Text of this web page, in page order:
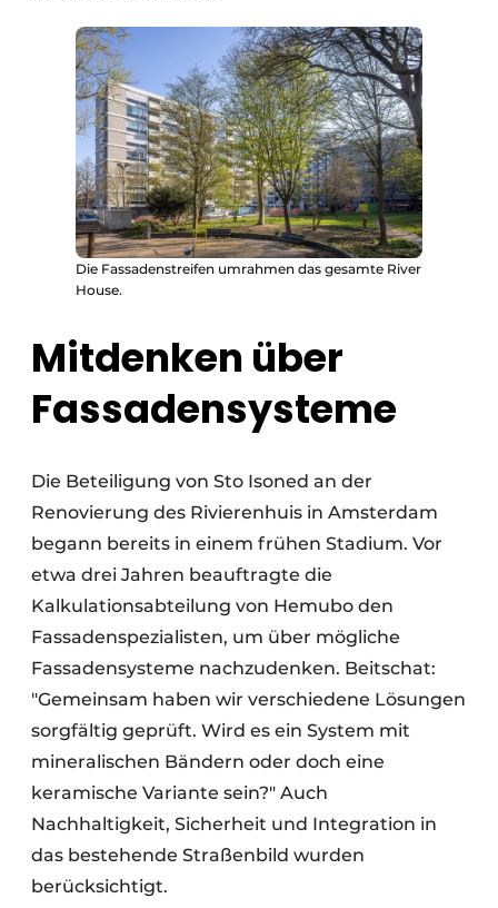
Die Fassadenstreifen umrahmen das gesamte River
House.
Mitdenken über
Fassadensysteme
Die Beteiligung von Sto Isoned an der
Renovierung des Rivierenhuis in Amsterdam
begann bereits in einem frühen Stadium. Vor
etwa drei Jahren beauftragte die
Kalkulationsabteilung von Hemubo den
Fassadenspezialisten, um über mögliche
Fassadensysteme nachzudenken. Beitschat:
"Gemeinsam haben wir verschiedene Lösungen
sorgfältig geprüft. Wird es ein System mit
mineralischen Bändern oder doch eine
keramische Variante sein?" Auch
Nachhaltigkeit, Sicherheit und Integration in
das bestehende Straßenbild wurden
berücksichtigt.